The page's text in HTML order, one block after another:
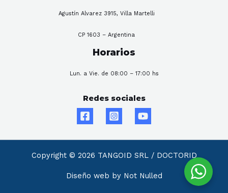
Agustín Alvarez 3915, Villa Martelli
CP 1603 – Argentina
Horarios
Lun. a Vie. de 08:00 – 17:00 hs
Redes sociales
Copyright © 2026 TANGOID SRL / DOCTORID
Diseño web by Not Nulled